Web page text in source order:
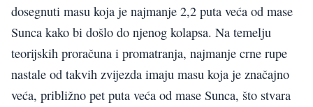
dosegnuti masu koja je najmanje 2,2 puta veća od mase
Sunca kako bi došlo do njenog kolapsa. Na temelju
teorijskih proračuna i promatranja, najmanje crne rupe
nastale od takvih zvijezda imaju masu koja je značajno
veća, približno pet puta veća od mase Sunca, što stvara